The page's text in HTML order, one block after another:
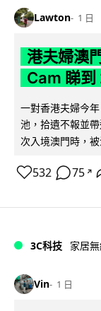
Lawton 1 日
港夫婦澳
Cam 睇到
一對香港夫婦今
池，拾遺不報並
次入境澳門時，
532 75 ↗
3C科技 家居
Vin 1 日